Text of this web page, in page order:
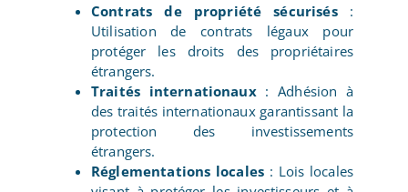
Contrats de propriété sécurisés:
Utilisation de contrats légaux pour
protéger les droits des propriétaires
étrangers.
Traités internationaux: Adhésion à
des traités internationaux garantissant la
protection des investissements
étrangers.
Réglementations locales : Lois locales